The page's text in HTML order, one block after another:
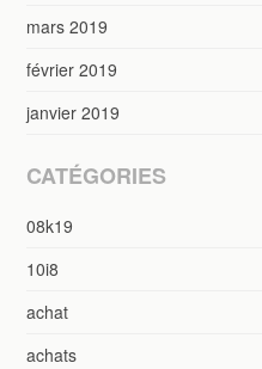
mars 2019
février 2019
janvier 2019
CATÉGORIES
08k19
10i8
achat
achats